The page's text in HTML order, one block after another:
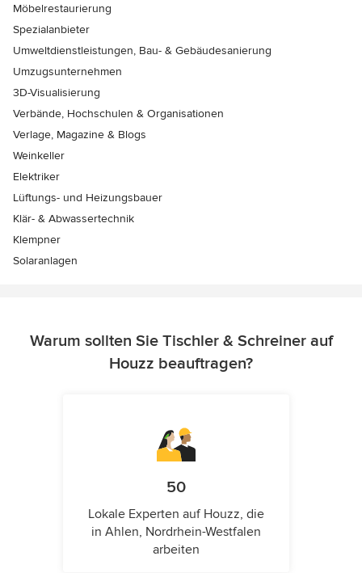
Möbelrestaurierung
Spezialanbieter
Umweltdienstleistungen, Bau- & Gebäudesanierung
Umzugsunternehmen
3D-Visualisierung
Verbände, Hochschulen & Organisationen
Verlage, Magazine & Blogs
Weinkeller
Elektriker
Lüftungs- und Heizungsbauer
Klär- & Abwassertechnik
Klempner
Solaranlagen
Warum sollten Sie Tischler & Schreiner auf
Houzz beauftragen?
50
Lokale Experten auf Houzz, die
in Ahlen, Nordrhein-Westfalen
arbeiten